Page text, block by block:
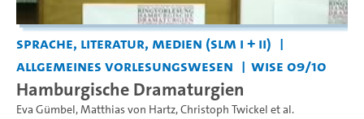
Sprache, Literatur, Medien (SLM I + II)
Allgemeines Vorlesungswesen
WiSe 09/10
Hamburgische Dramaturgien
Eva Gümbel,Matthias von Hartz,Christoph Twickel et al.